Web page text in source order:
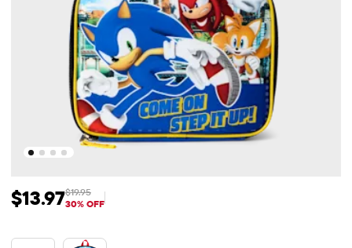
Precio de venta: $13.97
$13.97 Precio original: $19.95
$19.95
30% OFF